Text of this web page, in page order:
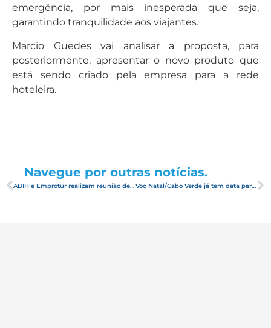
emergência, por mais inesperada que seja,
garantindo tranquilidade aos viajantes.
Marcio Guedes vai analisar a proposta, para
posteriormente, apresentar o novo produto que
está sendo criado pela empresa para a rede
hoteleira.
Navegue por outras notícias.
ABIH e Emprotur realizam reunião de prestação de contas Voo Natal/Cabo Verde já tem data para iniciar